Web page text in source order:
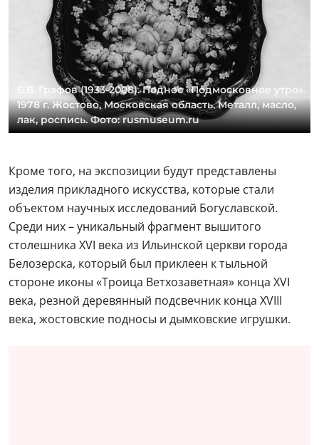
Б.В. Графов (1933-2008). Поднос «Подмосковное утро».
1978 г. Жостово, Московская область. Металл, масло,
лак, роспись. Фото: rusmuseum.ru
Кроме того, на экспозиции будут представлены
изделия прикладного искусства, которые стали
объектом научных исследований Богуславской.
Среди них – уникальный фрагмент вышитого
столешника XVI века из Ильинской церкви города
Белозерска, который был приклеен к тыльной
стороне иконы «Троица Ветхозаветная» конца XVI
века, резной деревянный подсвечник конца XVIII
века, жостовские подносы и дымковские игрушки.